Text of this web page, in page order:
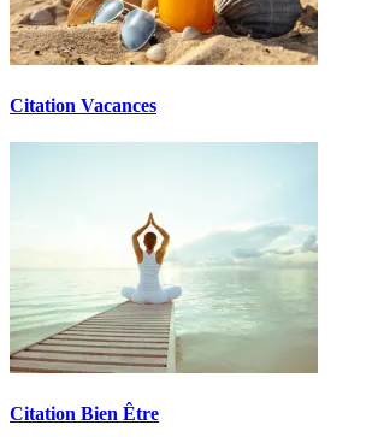
Citation Vacances
Citation Bien Être